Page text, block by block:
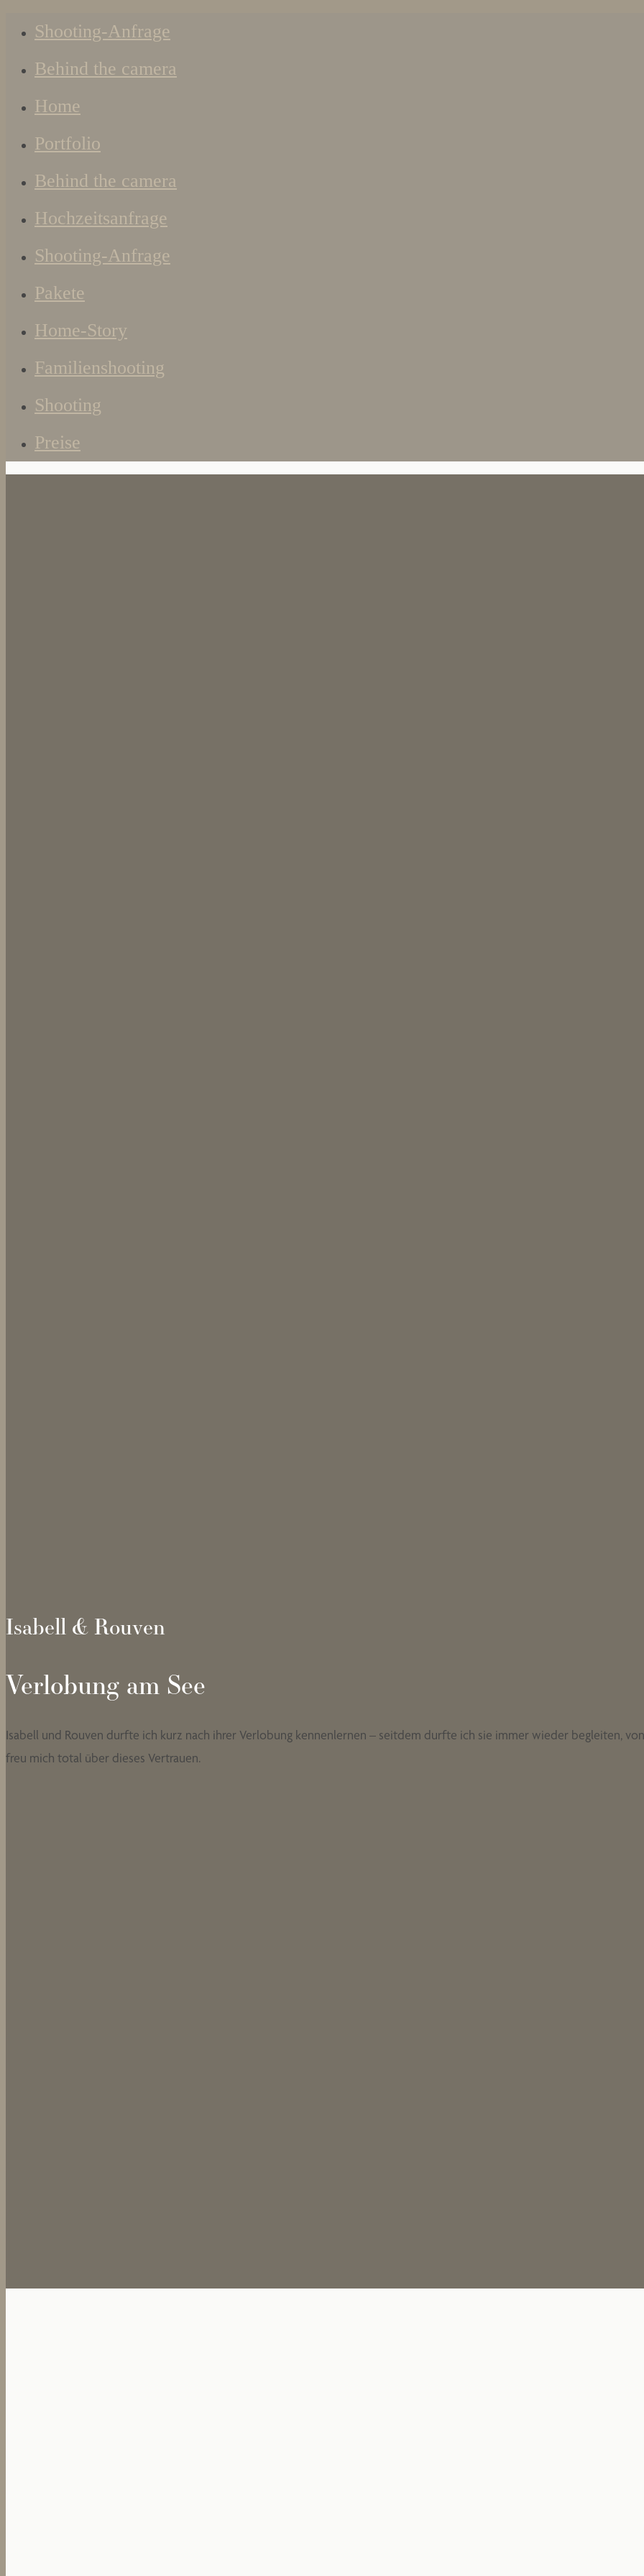
Shooting-Anfrage
Behind the camera
Home
Portfolio
Behind the camera
Hochzeitsanfrage
Shooting-Anfrage
Pakete
Home-Story
Familienshooting
Shooting
Preise
Isabell & Rouven
Verlobung am See
Isabell und Rouven durfte ich kurz nach ihrer Verlobung kennenlernen – seitdem durfte ich sie immer wieder begleiten,
freu mich total über dieses Vertrauen.